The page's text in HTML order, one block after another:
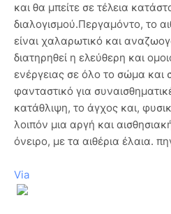
και θα μπείτε σε τέλεια
διαλογισμού.Περγαμόντο, το
είναι χαλαρωτικό και
διατηρηθεί η ελεύθερη και
ενέργειας σε όλο το σώμα και
φανταστικό για
κατάθλιψη, το άγχος και,
λοιπόν μια αργή και
όνειρο, με τα αιθέρια έλαια.
Via